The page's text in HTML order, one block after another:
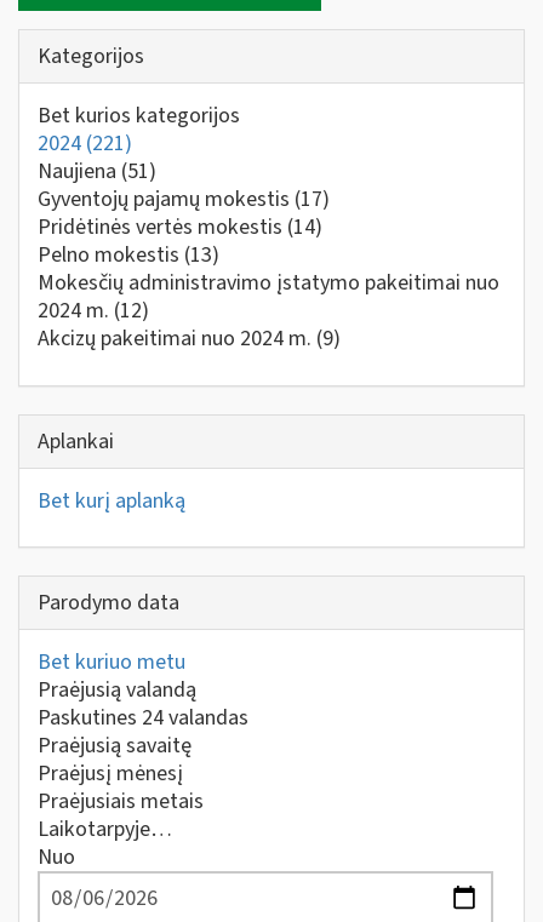
Kategorijos
Bet kurios kategorijos
2024 (221)
Naujiena (51)
Gyventojų pajamų mokestis (17)
Pridėtinės vertės mokestis (14)
Pelno mokestis (13)
Mokesčių administravimo įstatymo pakeitimai nuo
2024 m. (12)
Akcizų pakeitimai nuo 2024 m. (9)
Aplankai
Bet kurį aplanką
Parodymo data
Bet kuriuo metu
Praėjusią valandą
Paskutines 24 valandas
Praėjusią savaitę
Praėjusį mėnesį
Praėjusiais metais
Laikotarpyje…
Nuo